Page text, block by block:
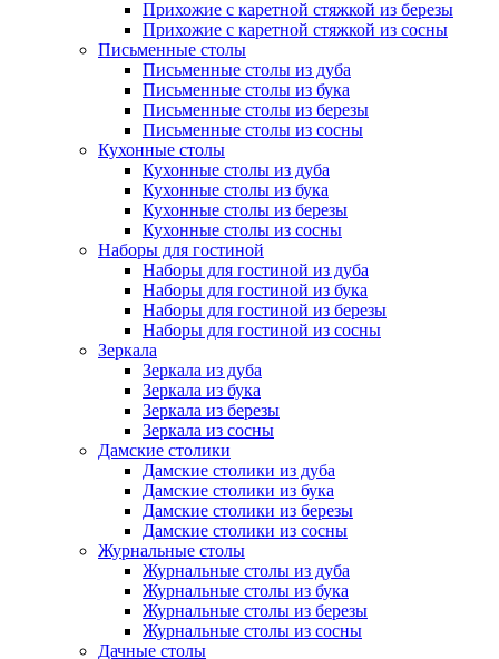
Прихожие с каретной стяжкой из березы
Прихожие с каретной стяжкой из сосны
Письменные столы
Письменные столы из дуба
Письменные столы из бука
Письменные столы из березы
Письменные столы из сосны
Кухонные столы
Кухонные столы из дуба
Кухонные столы из бука
Кухонные столы из березы
Кухонные столы из сосны
Наборы для гостиной
Наборы для гостиной из дуба
Наборы для гостиной из бука
Наборы для гостиной из березы
Наборы для гостиной из сосны
Зеркала
Зеркала из дуба
Зеркала из бука
Зеркала из березы
Зеркала из сосны
Дамские столики
Дамские столики из дуба
Дамские столики из бука
Дамские столики из березы
Дамские столики из сосны
Журнальные столы
Журнальные столы из дуба
Журнальные столы из бука
Журнальные столы из березы
Журнальные столы из сосны
Дачные столы